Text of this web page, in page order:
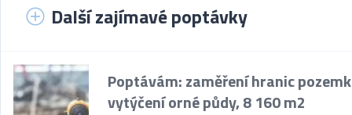
Další zajímavé poptávky
Poptávám: zaměření hranic
vytýčení orné půdy, 8 160 m2